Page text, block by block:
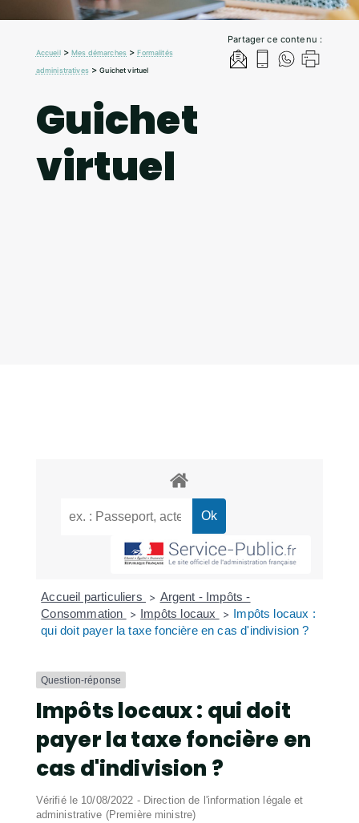
Partager ce contenu :
Accueil>Mes démarches >Formalités
administratives>Guichet virtuel
Guichet
virtuel
Accueil particuliers > Argent - Impôts -
Consommation
> Impôts locaux > Impôts locaux :
qui doit payer la taxe foncière en cas d'indivision ?
Question-réponse
Impôts locaux : qui doit
payer la taxe foncière en
cas d'indivision ?
Vérifié le 10/08/2022 - Direction de l'information légale et
administrative (Première ministre)